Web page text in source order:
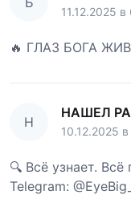
11.12.2025 в
🔥 ГЛАЗ БОГА
Н
НАШЕЛ
10.12.2025 в
🔍 Всё узнает.
Telegram: